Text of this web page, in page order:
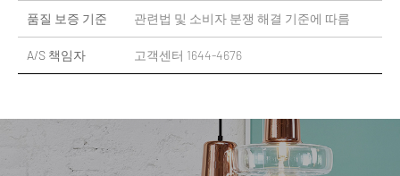
품질 보증 기준 관련법 및 소비자 분쟁 해결 기준에 따름
A/S 책임자 고객센터 1644-4676